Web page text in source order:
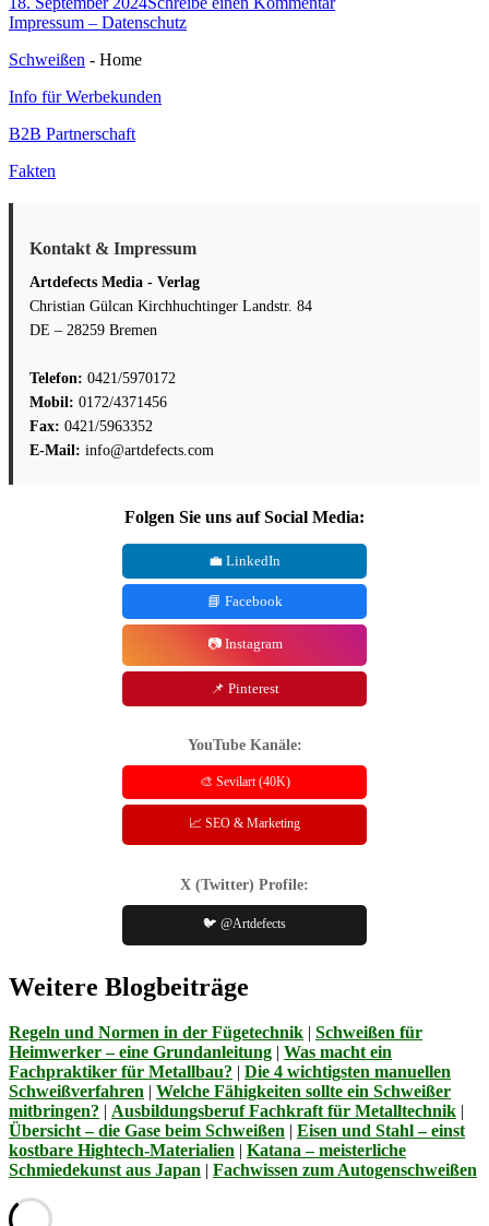
am
Impressum – Datenschutz
Schweißen - Home
Info für Werbekunden
B2B Partnerschaft
Fakten
Kontakt & Impressum
Artdefects Media - Verlag
Christian Gülcan Kirchhuchtinger Landstr. 84
DE – 28259 Bremen
Telefon: 0421/5970172
Mobil: 0172/4371456
Fax: 0421/5963352
E-Mail: info@artdefects.com
Folgen Sie uns auf Social Media:
💼 LinkedIn
📘 Facebook
📷 Instagram
📌 Pinterest
YouTube Kanäle:
🎨 Sevilart (40K)
📈 SEO & Marketing
X (Twitter) Profile:
🐦 @Artdefects
Weitere Blogbeiträge
Regeln und Normen in der Fügetechnik
Schweißen für
Heimwerker – eine Grundanleitung
Was macht ein
Fachpraktiker für Metallbau?
Die 4 wichtigsten manuellen
Schweißverfahren
Welche Fähigkeiten sollte ein Schweißer
mitbringen?
Ausbildungsberuf Fachkraft für Metalltechnik
Übersicht – die Gase beim Schweißen
Eisen und Stahl – einst
kostbare Hightech-Materialien
Katana – meisterliche
Schmiedekunst aus Japan
Fachwissen zum Autogenschweißen